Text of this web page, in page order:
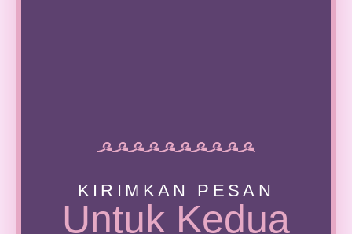
KIRIMKAN PESAN
Untuk Kedua